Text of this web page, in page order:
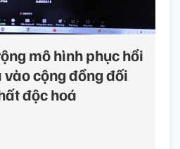
mô hình phục hồi
cộng đồng đối
độc hoá